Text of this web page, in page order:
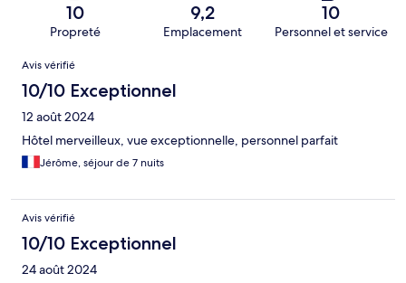
10
Propreté
9,2
Emplacement
10
Personnel et service
Avis
Avis vérifié
10/10 Exceptionnel
12 août 2024
Hôtel merveilleux, vue exceptionnelle, personnel parfait
Jérôme, séjour de 7 nuits
Avis vérifié
10/10 Exceptionnel
24 août 2024